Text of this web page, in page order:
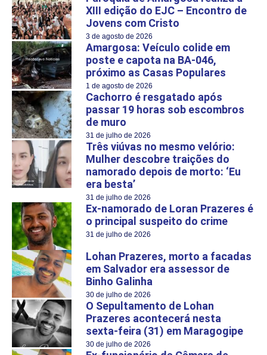
XIII edição do EJC – Encontro de
Jovens com Cristo
3 de agosto de 2026
Amargosa: Veículo colide em
poste e capota na BA-046,
próximo as Casas Populares
1 de agosto de 2026
Cachorro é resgatado após
passar 19 horas sob escombros
de muro
31 de julho de 2026
Três viúvas no mesmo velório:
Mulher descobre traições do
namorado depois de morto: ‘Eu
era besta’
31 de julho de 2026
Ex-namorado de Loran Prazeres é
o principal suspeito do crime
31 de julho de 2026
Lohan Prazeres, morto a facadas
em Salvador era assessor de
Binho Galinha
30 de julho de 2026
O Sepultamento de Lohan
Prazeres acontecerá nesta
sexta-feira (31) em Maragogipe
30 de julho de 2026